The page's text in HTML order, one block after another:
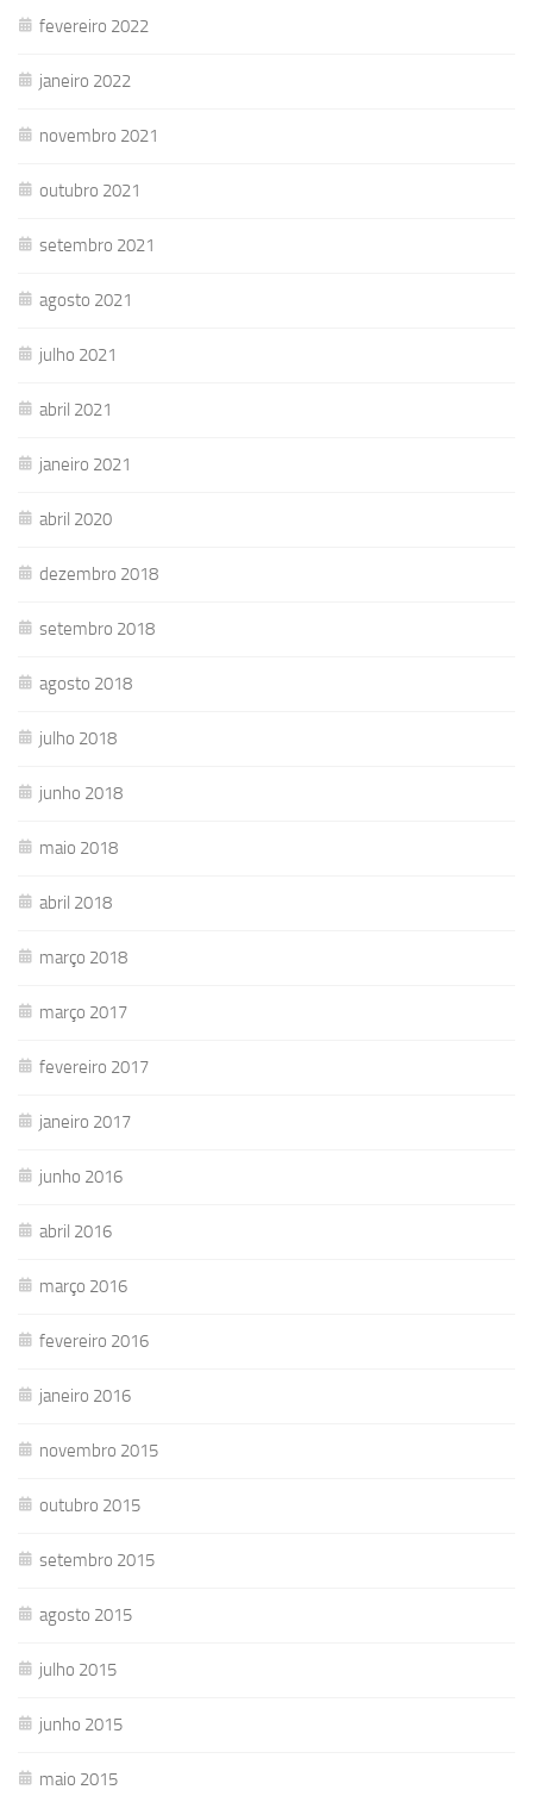
fevereiro 2022
janeiro 2022
novembro 2021
outubro 2021
setembro 2021
agosto 2021
julho 2021
abril 2021
janeiro 2021
abril 2020
dezembro 2018
setembro 2018
agosto 2018
julho 2018
junho 2018
maio 2018
abril 2018
março 2018
março 2017
fevereiro 2017
janeiro 2017
junho 2016
abril 2016
março 2016
fevereiro 2016
janeiro 2016
novembro 2015
outubro 2015
setembro 2015
agosto 2015
julho 2015
junho 2015
maio 2015